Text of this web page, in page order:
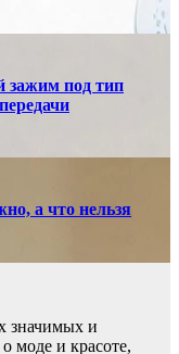
зажим под тип
а что нельзя
значимых и
моде и красоте,